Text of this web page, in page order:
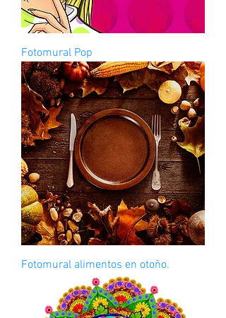
Fotomural Pop
Fotomural alimentos en otoño.